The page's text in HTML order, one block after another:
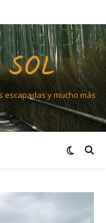
escapadas y mucho más